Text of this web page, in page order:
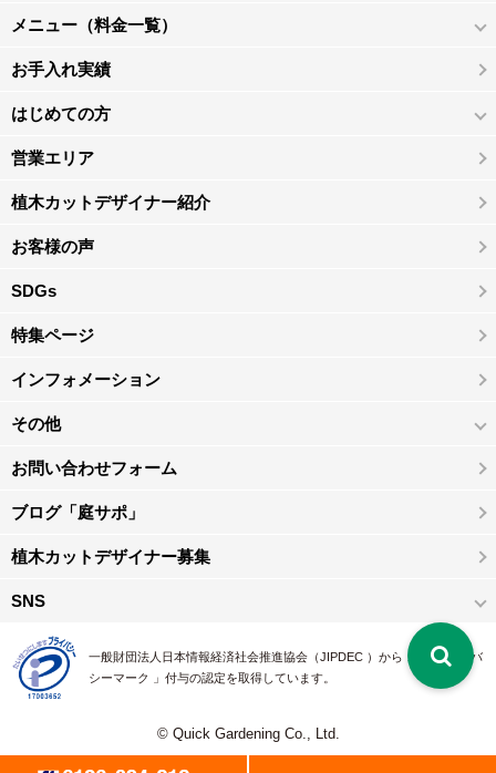
メニュー（料金一覧）
お手入れ実績
はじめての方
営業エリア
植木カットデザイナー紹介
お客様の声
SDGs
特集ページ
インフォメーション
その他
お問い合わせフォーム
ブログ「庭サポ」
植木カットデザイナー募集
SNS
一般財団法人日本情報経済社会推進協会（JIPDEC ）から 、「 プライバ
シーマーク 」付与の認定を取得しています。
© Quick Gardening Co., Ltd.